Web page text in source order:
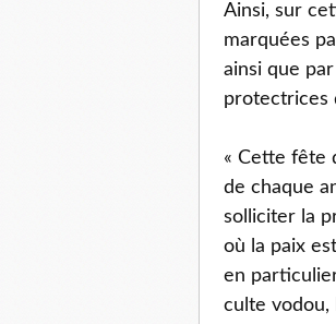
Ainsi, sur
marquées
ainsi que
protectrices
« Cette fête
de chaque
solliciter la
où la paix
en
culte vodou,